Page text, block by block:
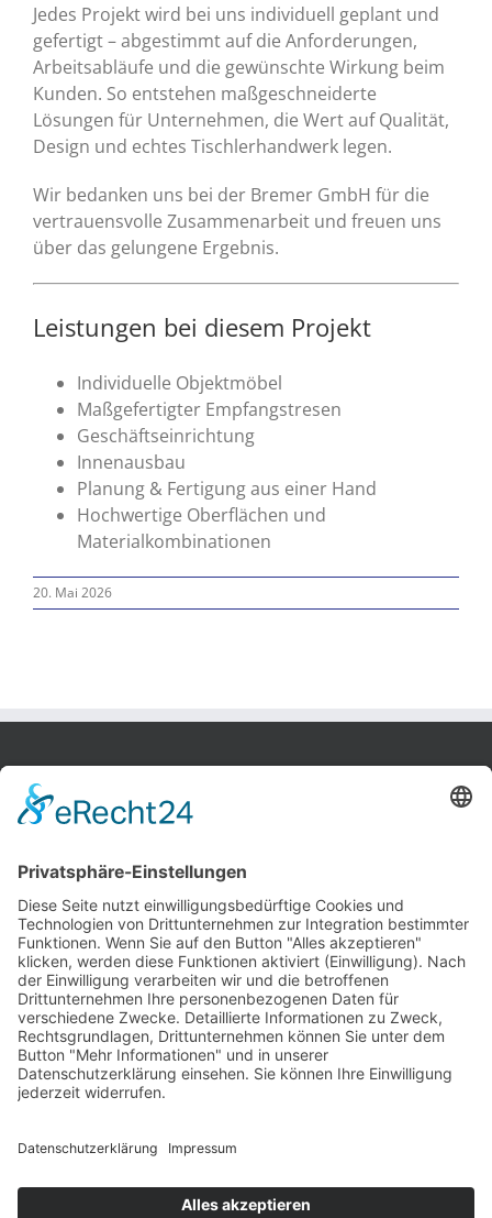
Jedes Projekt wird bei uns individuell geplant und
gefertigt – abgestimmt auf die Anforderungen,
Arbeitsabläufe und die gewünschte Wirkung beim
Kunden. So entstehen maßgeschneiderte
Lösungen für Unternehmen, die Wert auf Qualität,
Design und echtes Tischlerhandwerk legen.
Wir bedanken uns bei der Bremer GmbH für die
vertrauensvolle Zusammenarbeit und freuen uns
über das gelungene Ergebnis.
Leistungen bei diesem Projekt
Individuelle Objektmöbel
Maßgefertigter Empfangstresen
Geschäftseinrichtung
Innenausbau
Planung & Fertigung aus einer Hand
Hochwertige Oberflächen und
Materialkombinationen
20. Mai 2026
Bobek Möbel-Innenausbau GmbH
27211 Bassum
Tel.: 0 42 41 / 97 93 48
Fax: 0 42 41 / 97 93 49
E-Mail:info@bobek-moebel.de
Kontakt
Datenschutz